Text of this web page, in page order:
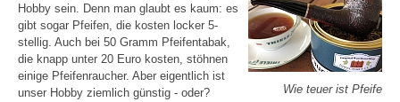
Wie teuer ist Pfeife
Hobby sein. Denn man glaubt es kaum: es
gibt sogar Pfeifen, die kosten locker 5-
stellig. Auch bei 50 Gramm Pfeifentabak,
die knapp unter 20 Euro kosten, stöhnen
einige Pfeifenraucher. Aber eigentlich ist
unser Hobby ziemlich günstig - oder?